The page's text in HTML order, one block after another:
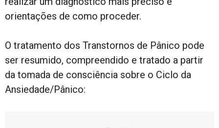
orientações de como proceder.
O tratamento dos Transtornos de Pânico pode
ser resumido, compreendido e tratado a partir
da tomada de consciência sobre o Ciclo da
Ansiedade/Pânico: